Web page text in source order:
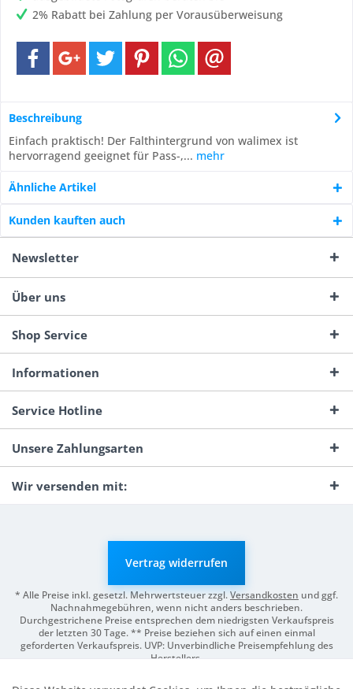
2% Rabatt bei Zahlung per Vorausüberweisung
Beschreibung
Einfach praktisch! Der Falthintergrund von walimex ist
hervorragend geeignet für Pass-,... mehr
Ähnliche Artikel
Kunden kauften auch
Newsletter
Über uns
Shop Service
Informationen
Service Hotline
Unsere Zahlungsarten
Wir versenden mit:
Vertrag widerrufen
* Alle Preise inkl. gesetzl. Mehrwertsteuer zzgl.Versandkosten und ggf.
Nachnahmegebühren, wenn nicht anders beschrieben.
Durchgestrichene Preise entsprechen dem niedrigsten Verkaufspreis
der letzten 30 Tage. ** Preise beziehen sich auf einen einmal
geforderten Verkaufspreis. UVP: Unverbindliche Preisempfehlung des
Herstellers.